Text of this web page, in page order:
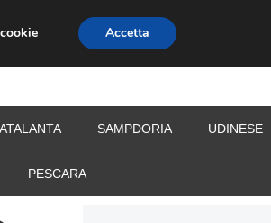
CALCIOMERCATO
ATALANTA SAMPDORIA UDINESE
PESCARA
Accetta